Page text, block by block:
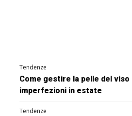
Tendenze
Come gestire la pelle del viso
imperfezioni in estate
Tendenze